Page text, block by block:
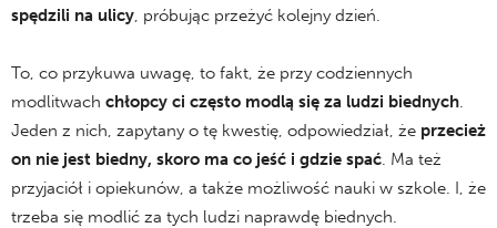
spędzili na ulicy, próbując przeżyć kolejny dzień.
To, co przykuwa uwagę, to fakt, że przy codziennych
modlitwach chłopcy ci często modlą się za ludzi biednych.
Jeden z nich, zapytany o tę kwestię, odpowiedział, że przecież
on nie jest biedny, skoro ma co jeść i gdzie spać. Ma też
przyjaciół i opiekunów, a także możliwość nauki w szkole. I, że
trzeba się modlić za tych ludzi naprawdę biednych.